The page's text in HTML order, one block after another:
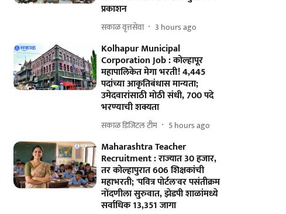
प्रकाशन
सकाळ वृत्तसेवा 3 hours ago
Kolhapur Municipal
Corporation Job : कोल्हापूर
महापालिकेत मेगा भरती! 4,445
पदांच्या आकृतिबंधास मान्यता;
उमेदवारांसाठी मोठी संधी, 700 पदे
भरण्याची शक्यता
सकाळ डिजिटल टीम 5 hours ago
Maharashtra Teacher
Recruitment : राज्यात 30 हजार,
तर कोल्हापुरात 606 शिक्षकांची
महाभरती; 'पवित्र पोर्टल'वर पसंतीक्रम
नोंदणीला सुरुवात, झेडपी शाळांमध्ये
सर्वाधिक 13,351 जागा